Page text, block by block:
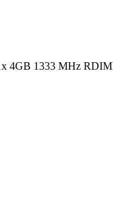
4GB 1333 MHz